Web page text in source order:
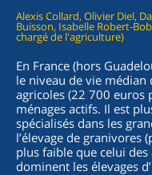
Alexis Collard, Olivier Diel,
Buisson, Isabelle Robert-
chargé de l'agriculture)
En France (hors
le niveau de vie médian
agricoles (22 700 euros
ménages actifs. Il est
spécialisés dans les
l’élevage de granivores
plus faible que celui
dominent les élevages